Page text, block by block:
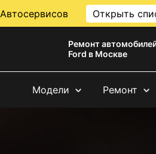
Автосервисов Открыть
Ремонт
Ford в Москве
Модели Ремонт